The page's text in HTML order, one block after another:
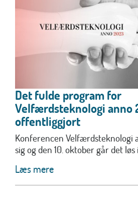
Det fulde program for
Velfærdsteknologi anno
offentliggjort
Konferencen
sig og den 10. oktober går det løs
Læs mere